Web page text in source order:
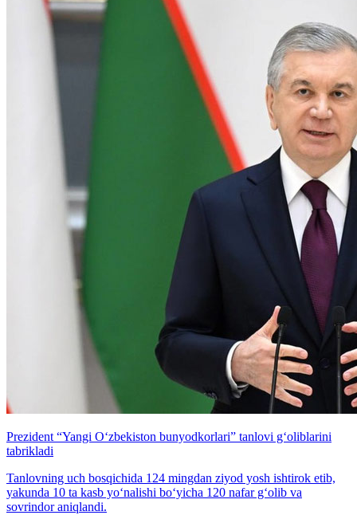
Prezident “Yangi O‘zbekiston bunyodkorlari” tanlovi g‘oliblarini
tabrikladi
Tanlovning uch bosqichida 124 mingdan ziyod yosh ishtirok etib,
yakunda 10 ta kasb yo‘nalishi bo‘yicha 120 nafar g‘olib va
sovrindor aniqlandi.